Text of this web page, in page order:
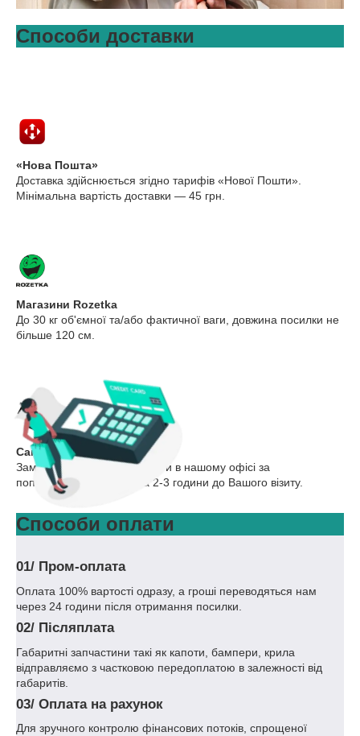
Способи доставки
«Нова Пошта»
Доставка здійснюється згідно тарифів «Нової Пошти».
Мінімальна вартість доставки — 45 грн.
Магазини Rozetka
До 30 кг об'ємної та/або фактичної ваги, довжина посилки не
більше 120 см.
Самовивіз
Замовлення можна отримати в нашому офісі за
попередньою заявкою за 2-3 години до Вашого візиту.
Способи оплати
01/ Пром-оплата
Оплата 100% вартості одразу, а гроші переводяться нам
через 24 години після отримання посилки.
02/ Післяплата
Габаритні запчастини такі як капоти, бампери, крила
відправляємо з частковою передоплатою в залежності від
габаритів.
03/ Оплата на рахунок
Для зручного контролю фінансових потоків, спрощеної